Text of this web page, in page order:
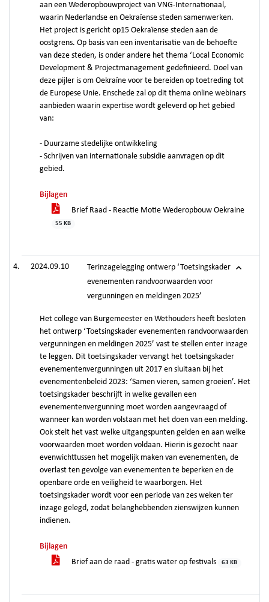
aan een Wederopbouwproject van VNG-Internationaal,
waarin Nederlandse en Oekraïense steden samenwerken.
Het project is gericht op15 Oekraïense steden aan de
oostgrens. Op basis van een inventarisatie van de behoefte
van deze steden, is onder andere het thema ‘Local Economic
Development & Projectmanagement gedefinieerd. Doel van
deze pijler is om Oekraïne voor te bereiden op toetreding tot
de Europese Unie. Enschede zal op dit thema online webinars
aanbieden waarin expertise wordt geleverd op het gebied
van:
- Duurzame stedelijke ontwikkeling
- Schrijven van internationale subsidie aanvragen op dit
gebied.
Bijlagen
Brief Raad - Reactie Motie Wederopbouw Oekraine
55 KB
2024.09.10
Terinzagelegging ontwerp ‘Toetsingskader
evenementen randvoorwaarden voor
vergunningen en meldingen 2025’
Het college van Burgemeester en Wethouders heeft besloten
het ontwerp ‘Toetsingskader evenementen randvoorwaarden
vergunningen en meldingen 2025’ vast te stellen enter inzage
te leggen. Dit toetsingskader vervangt het toetsingskader
evenementenvergunningen uit 2017 en sluitaan bij het
evenementenbeleid 2023: ‘Samen vieren, samen groeien’. Het
toetsingskader beschrijft in welke gevallen een
evenementenvergunning moet worden aangevraagd of
wanneer kan worden volstaan met het doen van een melding.
Ook stelt het vast welke uitgangspunten gelden en aan welke
voorwaarden moet worden voldaan. Hierin is gezocht naar
evenwichttussen het mogelijk maken van evenementen, de
overlast ten gevolge van evenementen te beperken en de
openbare orde en veiligheid te waarborgen. Het
toetsingskader wordt voor een periode van zes weken ter
inzage gelegd, zodat belanghebbenden zienswijzen kunnen
indienen.
Bijlagen
Brief aan de raad - gratis water op festivals
63 KB